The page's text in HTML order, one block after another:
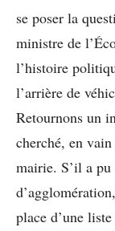
se poser la
ministre de
l’histoire
l’arrière de
Retournons un
cherché, en
mairie. S’il a
place d’une